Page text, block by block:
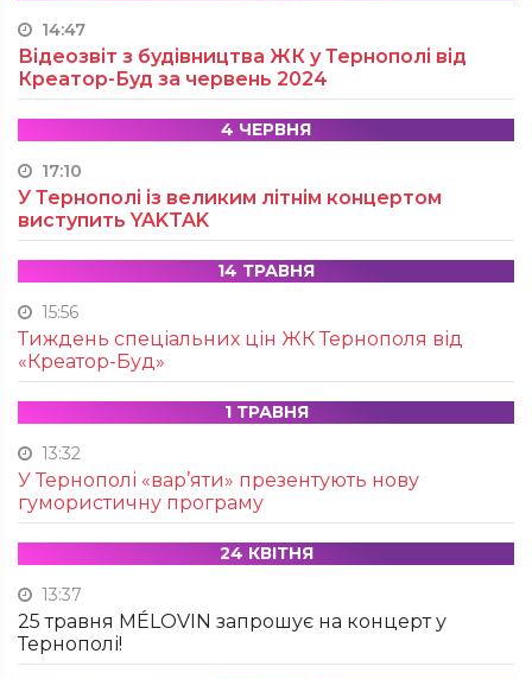
14:47
Відеозвіт з будівництва ЖК у Тернополі від
Креатор-Буд за червень 2024
4 ЧЕРВНЯ
17:10
У Тернополі із великим літнім концертом
виступить YAKTAK
14 ТРАВНЯ
15:56
Тиждень спеціальних цін ЖК Тернополя від
«Креатор-Буд»
1 ТРАВНЯ
13:32
У Тернополі «вар’яти» презентують нову
гумористичну програму
24 КВІТНЯ
13:37
25 травня MÉLOVIN запрошує на концерт у
Тернополі!